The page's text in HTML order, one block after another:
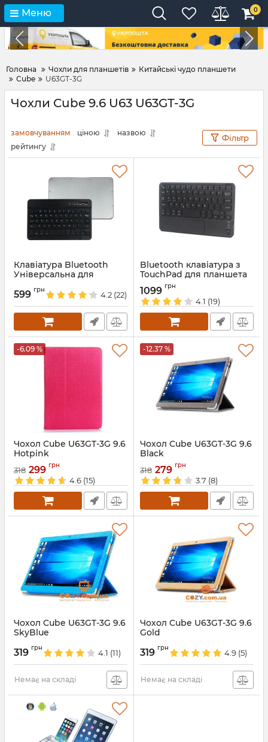
Меню 0
Головна Чохли для планшетів
Китайські чудо планшети
Cube
U63GT-3G
Чохли Cube 9.6 U63 U63GT-3G
замовчуванням ціною
назвою
рейтингу
Фільтр
Клавіатура Bluetooth
Універсальна для
Артикул: 2019
599 грн
4.2 (22)
Bluetooth клавіатура з
TouchPad для планшета
10 дюймів
Артикул: 2020
1099 грн
4.1 (19)
-6.09 %
Чохол Cube U63GT-3G 9.6
Hotpink
Артикул: 2230
318 299 грн
4.6 (15)
-12.37 %
Чохол Cube U63GT-3G 9.6
Black
Артикул: 1732
318 279 грн
3.7 (8)
Чохол Cube U63GT-3G 9.6
SkyBlue
319 грн
4.1 (11)
Немає на складі
Чохол Cube U63GT-3G 9.6
Gold
319 грн
4.9 (5)
Немає на складі